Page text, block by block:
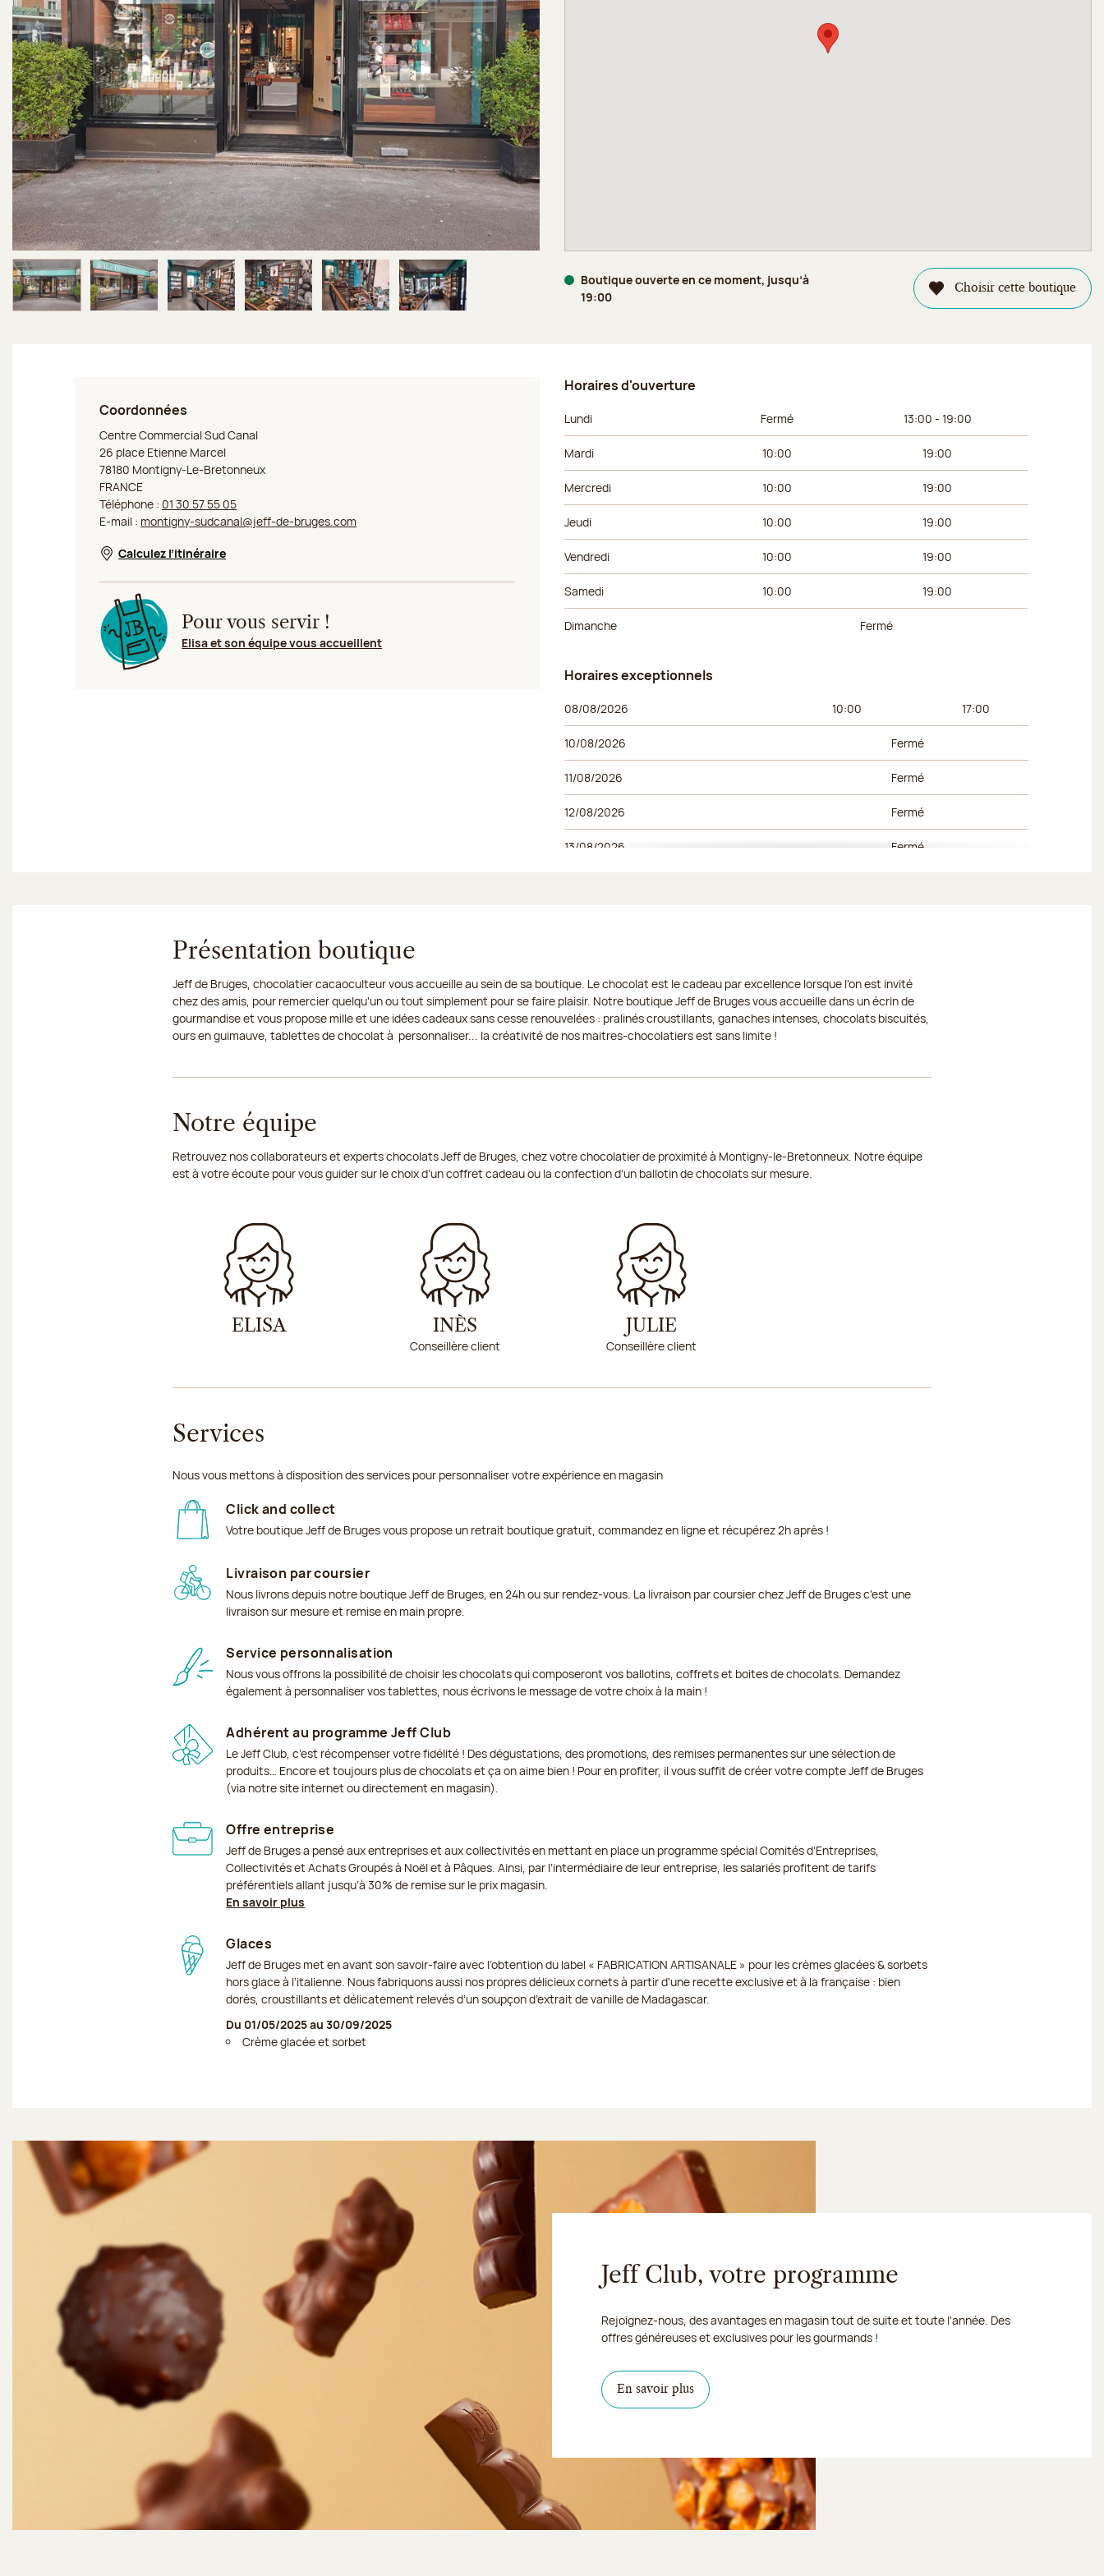
Image 1 sur 6
Boutique ouverte en ce moment, jusqu’à
19:00
Choisir cette boutique
Coordonnées
Jeff de Bruges Montigny le Bretonneux Sud Canal
Centre Commercial Sud Canal
26 place Etienne Marcel
78180 Montigny-Le-Bretonneux
FRANCE
Téléphone : 01 30 57 55 05
E-mail : montigny-sudcanal@jeff-de-bruges.com
Nouvelle fenêtre
Calculez l’itinéraire
Pour vous servir !
Elisa et son équipe vous accueillent
Horaires d'ouverture
Jour de la semaine Horaires du matin Horaires de l’après-midi
Lundi Fermé 13:00 - 19:00
Mardi 10:00 19:00
Mercredi 10:00 19:00
Jeudi 10:00 19:00
Vendredi 10:00 19:00
Samedi 10:00 19:00
Dimanche Fermé
Horaires exceptionnels
Jour de la semaine Horaires de l’après-midi
08/08/2026 10:00 17:00
10/08/2026 Fermé
11/08/2026 Fermé
12/08/2026 Fermé
13/08/2026 Fermé
18/08/2026 Fermé
19/08/2026 Fermé
23/08/2026 Fermé
Présentation boutique
Jeff de Bruges, chocolatier cacaoculteur vous accueille au sein de sa boutique. Le chocolat est le cadeau par excellence lorsque l'on est invité
chez des amis, pour remercier quelqu'un ou tout simplement pour se faire plaisir. Notre boutique Jeff de Bruges vous accueille dans un écrin de
gourmandise et vous propose mille et une idées cadeaux sans cesse renouvelées : pralinés croustillants, ganaches intenses, chocolats biscuités,
ours en guimauve, tablettes de chocolat à personnaliser... la créativité de nos maitres-chocolatiers est sans limite !
Notre équipe
Retrouvez nos collaborateurs et experts chocolats Jeff de Bruges, chez votre chocolatier de proximité à Montigny-le-Bretonneux. Notre équipe
est à votre écoute pour vous guider sur le choix d’un coffret cadeau ou la confection d’un ballotin de chocolats sur mesure.
ELISA INÈS
Conseillère client
JULIE
Conseillère client
Services
Nous vous mettons à disposition des services pour personnaliser votre expérience en magasin
Click and collect
Votre boutique Jeff de Bruges vous propose un retrait boutique gratuit, commandez en ligne et récupérez 2h après !
Livraison par coursier
Nous livrons depuis notre boutique Jeff de Bruges, en 24h ou sur rendez-vous. La livraison par coursier chez Jeff de Bruges c'est une
livraison sur mesure et remise en main propre.
Service personnalisation
Nous vous offrons la possibilité de choisir les chocolats qui composeront vos ballotins, coffrets et boites de chocolats. Demandez
également à personnaliser vos tablettes, nous écrivons le message de votre choix à la main !
Adhérent au programme Jeff Club
Le Jeff Club, c’est récompenser votre fidélité ! Des dégustations, des promotions, des remises permanentes sur une sélection de
produits… Encore et toujours plus de chocolats et ça on aime bien ! Pour en profiter, il vous suffit de créer votre compte Jeff de Bruges
(via notre site internet ou directement en magasin).
Offre entreprise
Jeff de Bruges a pensé aux entreprises et aux collectivités en mettant en place un programme spécial Comités d’Entreprises,
Collectivités et Achats Groupés à Noël et à Pâques. Ainsi, par l’intermédiaire de leur entreprise, les salariés profitent de tarifs
préférentiels allant jusqu’à 30% de remise sur le prix magasin.
En savoir plus
Glaces
Jeff de Bruges met en avant son savoir-faire avec l’obtention du label « FABRICATION ARTISANALE » pour les crèmes glacées & sorbets
hors glace à l’italienne. Nous fabriquons aussi nos propres délicieux cornets à partir d'une recette exclusive et à la française : bien
dorés, croustillants et délicatement relevés d’un soupçon d’extrait de vanille de Madagascar.
Du 01/05/2025 au 30/09/2025
Crème glacée et sorbet
Jeff Club, votre programme
Rejoignez-nous, des avantages en magasin tout de suite et toute l'année. Des
offres généreuses et exclusives pour les gourmands !
En savoir plus